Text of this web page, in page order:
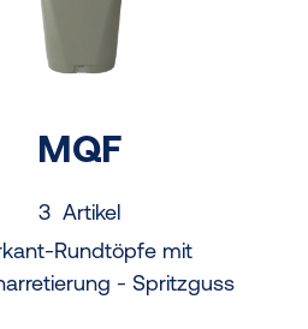
MQF
3 Artikel
Rundtöpfe mit
- Spritzguss